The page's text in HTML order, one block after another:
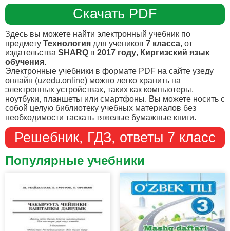
Скачать PDF
Здесь вы можете найти электронный учебник по
предмету Технология для учеников 7 класса, от
издательства SHARQ в 2017 году, Киргизский язык
обучения.
Электронные учебники в формате PDF на сайте узеду
онлайн (uzedu.online) можно легко хранить на
электронных устройствах, таких как компьютеры,
ноутбуки, планшеты или смартфоны. Вы можете носить с
собой целую библиотеку учебных материалов без
необходимости таскать тяжелые бумажные книги.
Решебник, ГДЗ, ответы 7 класс
Популярные учебники